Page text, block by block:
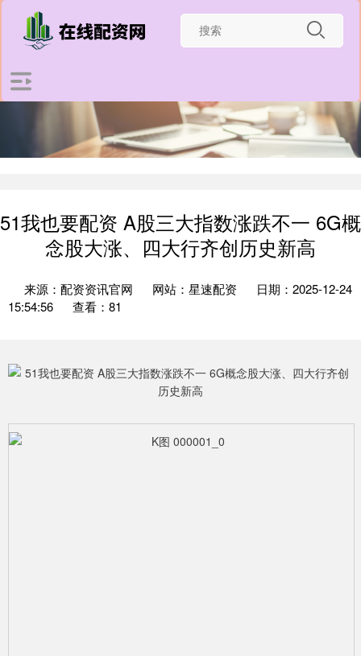
51我也要配资 A股三大指数涨跌不一 6G概
念股大涨、四大行齐创历史新高
来源：配资资讯官网 网站：星速配资
日期：2025-12-24
15:54:56
查看：81